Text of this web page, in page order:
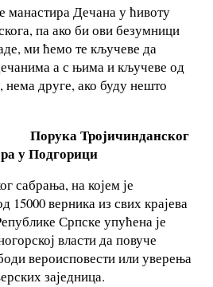
Дечана у ћивоту
па ако би ови безумници
ми ћемо те кључеве да
а с њима и кључеве од
друге, ако буду нешто
Порука Тројичинданског
у Подгорици
сабрања, на којем је
15000 верника из свих крајева
Српске упућена је
власти да повуче
вероисповести или уверења
заједница.